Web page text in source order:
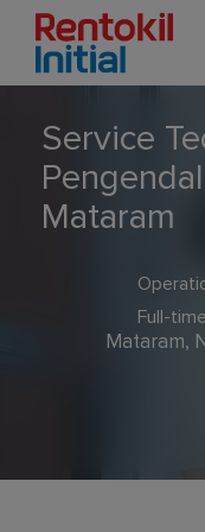
Service
Mataram
Full-time
Mataram,